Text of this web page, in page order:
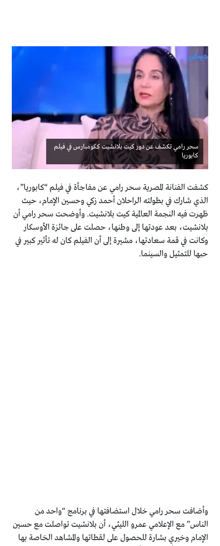
سحر رامي تكشف عن دور كيت بلانشيت ككومبارس في فيلم
كابوريا
كشفت الفنانة المصرية سحر رامي عن مفاجأة في فيلم “كابوريا”،
الذي شارك في بطولته الراحلان أحمد زكي وحسين الإمام، حيث
ظهرت فيه النجمة العالمية كيت بلانشيت. وأوضحت سحر رامي أن
بلانشيت، بعد عودتها إلى وطنها، حصلت على جائزة الأوسكار
وكانت في قمة سعادتها، مشيرة إلى أن الفيلم كان له تأثير كبير في
حبها للتمثيل والسينما.
وأضافت سحر رامي خلال استضافتها في برنامج “واحد من
الناس” مع الإعلامي عمرو الليثي، أن بلانشيت تواصلت مع حسين
الإمام وخيري بشارة للحصول على لقطاتها والمشاهد الخاصة بها